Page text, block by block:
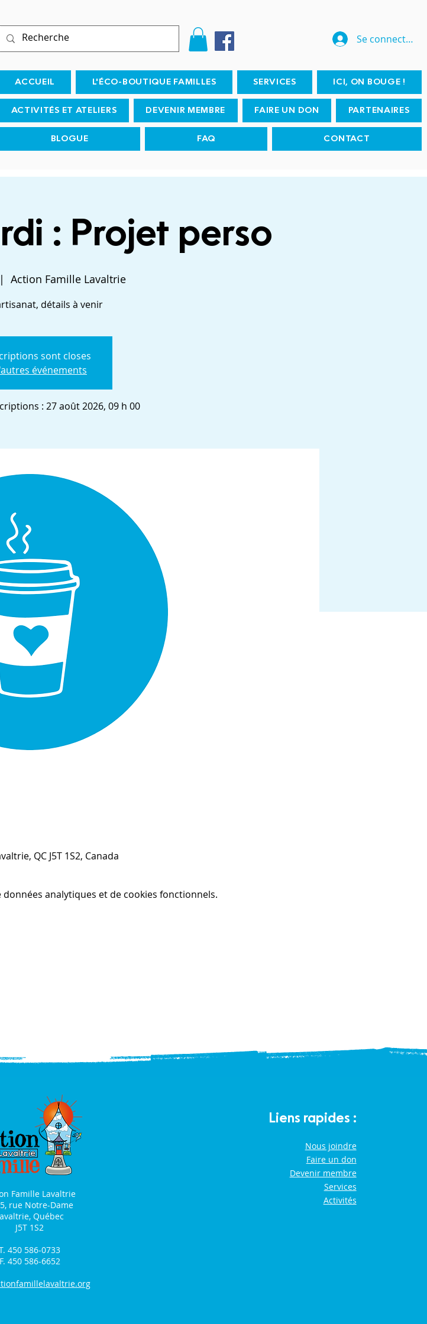
Se connecter
ACCUEIL L'ÉCO-BOUTIQUE FAMILLES SERVICES ICI, ON BOUGE !
ACTIVITÉS ET ATELIERS DEVENIR MEMBRE FAIRE UN DON PARTENAIRES
BLOGUE FAQ CONTACT
: Projet perso
Action Famille Lavaltrie
détails à venir
sont closes
événements
: 27 août 2026, 09 h 00
QC J5T 1S2, Canada
analytiques et de cookies fonctionnels.
Famille Lavaltrie
rue Notre-Dame
Québec
J5T 1S2
450 586-0733
F. 450 586-6652
Liens rapides :
Nous joindre
Faire un don
Devenir membre
Services
Activités